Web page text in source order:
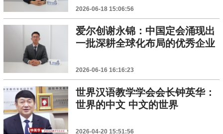
2026-06-18 15:06:56
爱尔创谢永锦：中国定会涌现出
一批深耕全球化布局的优秀企业
2026-06-16 16:16:23
世界汉语教学学会会长钟英华：
世界的中文 中文的世界
2026-04-20 15:51:56